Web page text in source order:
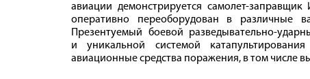
авиации демонстрируется самолет-
оперативно переоборудован в различные
Презентуемый боевой разведывательно-
и уникальной системой
авиационные средства поражения, в том числе